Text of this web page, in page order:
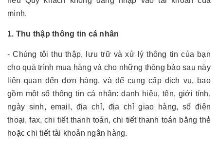
mình.
1. Thu thập thông tin cá nhân
- Chúng tôi thu thập, lưu trữ và xử lý thông tin của bạn
cho quá trình mua hàng và cho những thông báo sau này
liên quan đến đơn hàng, và để cung cấp dịch vụ, bao
gồm một số thông tin cá nhân: danh hiệu, tên, giới tính,
ngày sinh, email, địa chỉ, địa chỉ giao hàng, số điện
thoại, fax, chi tiết thanh toán, chi tiết thanh toán bằng thẻ
hoặc chi tiết tài khoản ngân hàng.